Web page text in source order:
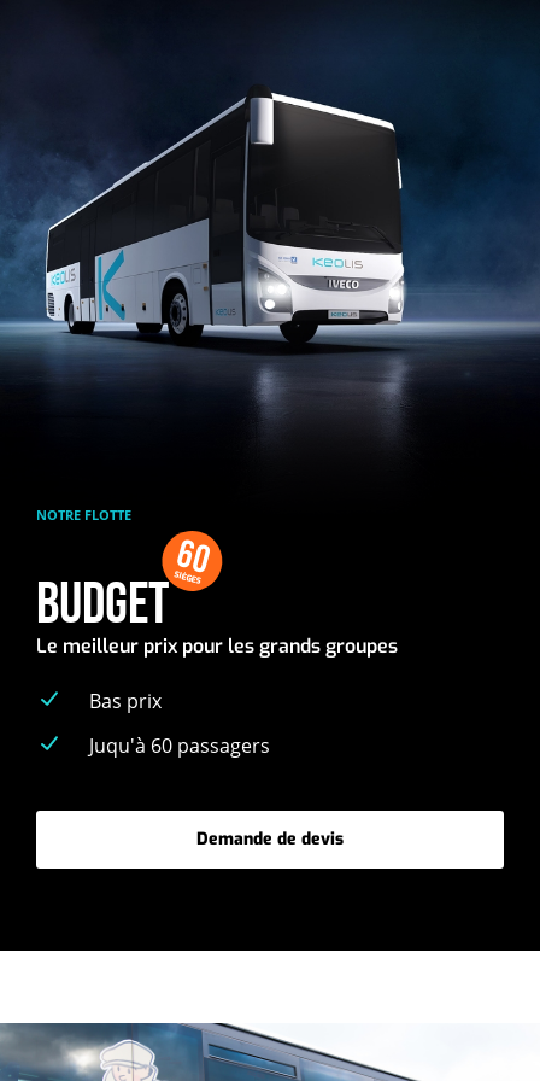
NOTRE FLOTTE
BUDGET
60
SIÈGES
Le meilleur prix pour les grands groupes
Bas prix
Juqu'à 60 passagers
Demande de devis
-
Budget